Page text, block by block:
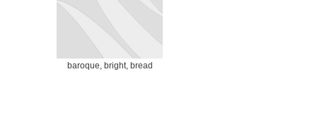
baroque, bright, bread